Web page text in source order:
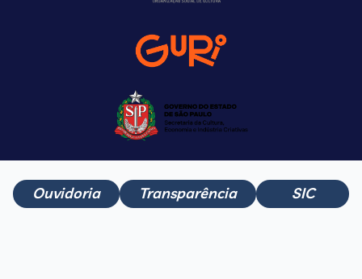
Ouvidoria Transparência SIC